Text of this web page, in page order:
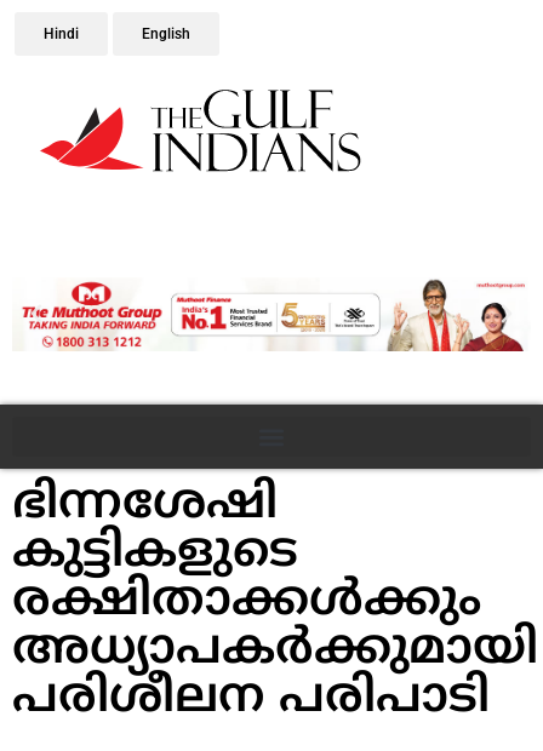
Hindi English
ഭിന്നശേഷി
കുട്ടികളുടെ
രക്ഷിതാക്കള്‍ക്കും
അധ്യാപകര്‍ക്കുമായി
പരിശീലന പരിപാടി